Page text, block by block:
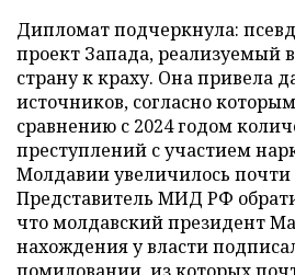
Дипломат подчеркнула:
проект Запада, реализуемый
страну к краху. Она привела
источников, согласно
сравнению с 2024 годом
преступлений с участием
Молдавии увеличилось почти
Представитель МИД РФ
что молдавский президент
нахождения у власти